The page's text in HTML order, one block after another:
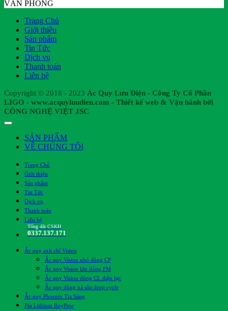
VĂN PHÒNG
Trang Chủ
Giới thiệu
Sản phẩm
Tin Tức
Dịch vụ
Thanh toán
Liên hệ
Copyright © 2018 - 2023 Ác Quy Lưu Điện - Công Ty Cổ Phần
LIGO - www.acquyluudien.com - Thiết kế web & Vận hành bởi
CÔNG NGHỆ VIỆT JSC
SẢN PHẨM
VỀ CHÚNG TÔI
Trang Chủ
Giới thiệu
Sản phẩm
Tin Tức
Dịch vụ
Thanh toán
Liên hệ
Tổng đài CSKH
0337.137.171
Ắc quy axít chì Vision
Ắc quy Vision nhỏ dòng CP
Ắc quy Vision lớn dòng FM
Ắc quy Vision dòng CL điện lực
Ắc quy dòng xả sâu deep cycle
Ắc quy Phoenix Tia Sáng
Pin Lithium RoyPow